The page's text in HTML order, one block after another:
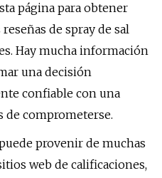
página para obtener
de spray de sal
Hay mucha información
una decisión
confiable con una
de comprometerse.
provenir de muchas
web de calificaciones,